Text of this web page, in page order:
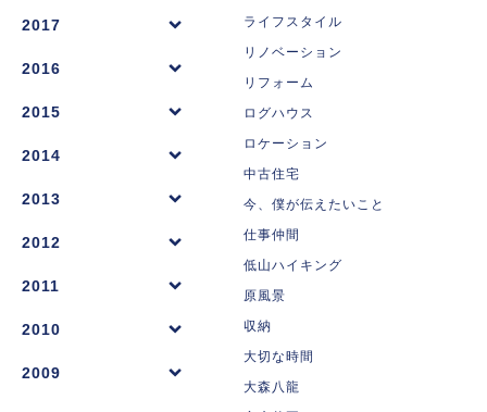
2017
2016
2015
2014
2013
2012
2011
2010
2009
ライフスタイル
リノベーション
リフォーム
ログハウス
ロケーション
中古住宅
今、僕が伝えたいこと
仕事仲間
低山ハイキング
原風景
収納
大切な時間
大森八龍